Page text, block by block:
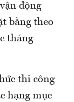
động
bằng theo
tháng
thi công
hạng mục